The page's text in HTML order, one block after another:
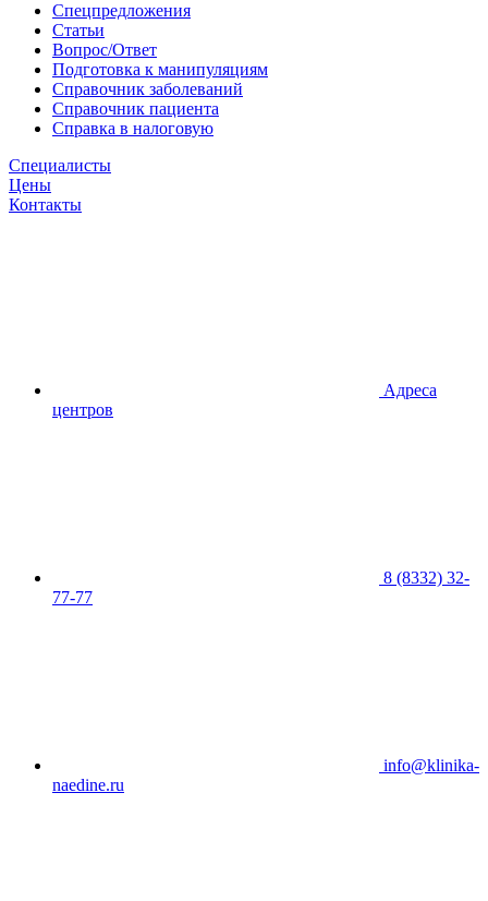
Спецпредложения
Статьи
Вопрос/Ответ
Подготовка к манипуляциям
Справочник заболеваний
Справочник пациента
Справка в налоговую
Специалисты
Цены
Контакты
Адреса
центров
8 (8332) 32-
77-77
info@klinika-
naedine.ru